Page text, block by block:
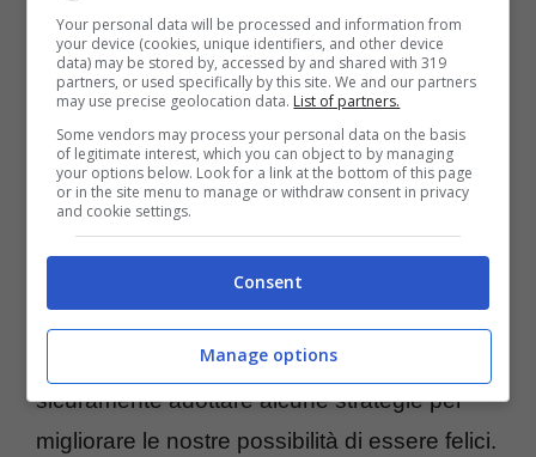
Quale è allora la ricetta della felicità?
La ricerca della felicità è una delle aspirazioni
più universali. Tuttavia, raggiungere questa
condizione di benessere interiore non è
semplice e richiede un’attenta combinazione
di diversi elementi. Ma quali sono questi
ingredienti magici che compongono la ricetta
che garantisca la felicità, ma possiamo
sicuramente adottare alcune strategie per
migliorare le nostre possibilità di essere felici.
Your personal data will be processed and information from
your device (cookies, unique identifiers, and other device
data) may be stored by, accessed by and shared with 319
partners, or used specifically by this site. We and our partners
may use precise geolocation data. List of partners.
Some vendors may process your personal data on the basis
of legitimate interest, which you can object to by managing
your options below. Look for a link at the bottom of this page
or in the site menu to manage or withdraw consent in privacy
and cookie settings.
Consent
Manage options